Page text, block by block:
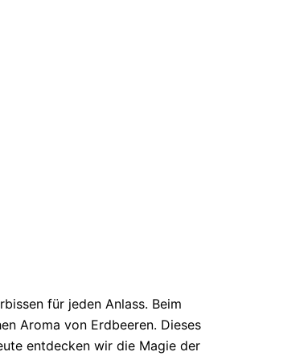
für jeden Anlass. Beim
Aroma von Erdbeeren. Dieses
entdecken wir die Magie der